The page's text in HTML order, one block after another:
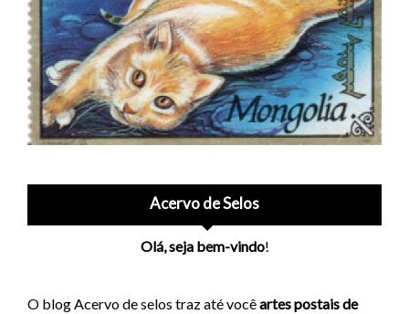
Acervo de Selos
Olá, seja bem-vindo!
O blog Acervo de selos traz até vocêartes postais de